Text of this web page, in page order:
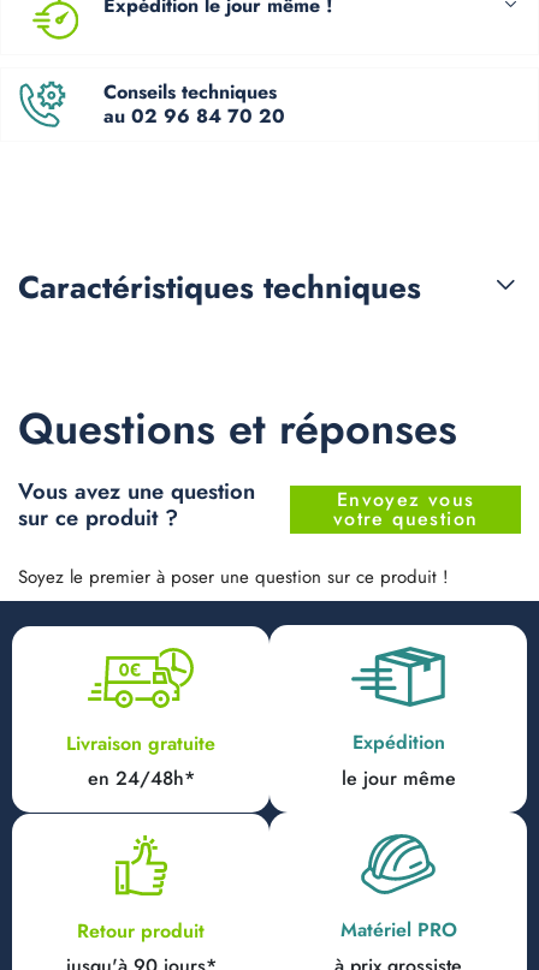
Expédition le jour même !
Conseils techniques
au 02 96 84 70 20
Caractéristiques techniques
Questions et réponses
Vous avez une question
sur ce produit ?
Envoyez vous
votre question
Soyez le premier à poser une question sur ce produit !
Livraison gratuite
en 24/48h*
Expédition
le jour même
Retour produit
Matériel PRO